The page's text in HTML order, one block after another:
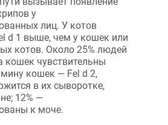
у
лиц. У котов
d 1 выше, чем у кошек или
котов. Около 25% людей
кошек чувствительны
кошек — Fel d 2,
в их сыворотке,
12% —
к моче.